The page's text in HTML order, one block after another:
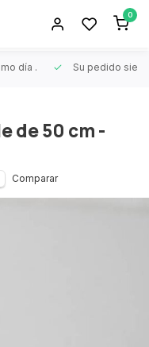
0
día . Su pedido
de 50 cm -
Comparar